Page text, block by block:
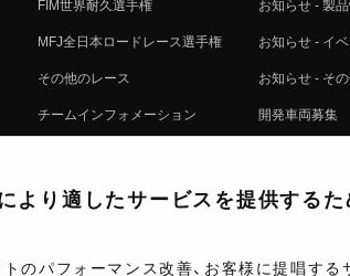
FIM世界耐久選手権
MFJ全日本ロードレース選手権
その他のレース
チームインフォメーション
レースムービー
お知らせ - 製
お知らせ - イ
お知らせ - そ
開発車両募集
注文方法
より適したサービスを提供するた
のパフォーマンス改善、お客様に提唱する